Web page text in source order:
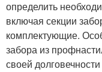
определить
включая секции
комплектующие.
забора из
своей